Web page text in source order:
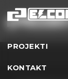
PROJEKTI
KONTAKT